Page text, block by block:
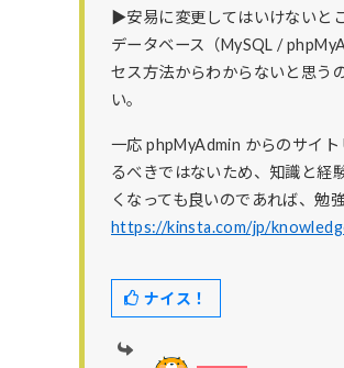
▶安易に変更してはいけないと
データベース（MySQL /
セス方法からわからないと思う
い。
一応 phpMyAdmin からのサイ
るべきではないため、知識と経
くなっても良いのであれば、勉
https://kinsta.com/jp/
ナイス！